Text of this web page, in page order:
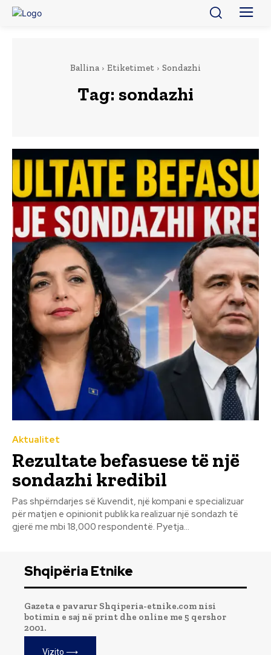
Ballina Etiketimet Sondazhi
Tag: sondazhi
Aktualitet
Rezultate befasuese të një
sondazhi kredibil
Pas shpërndarjes së Kuvendit, një kompani e specializuar
për matjen e opinionit publik ka realizuar një sondazh të
gjerë me mbi 18,000 respondentë. Pyetja...
Shqipëria Etnike
Gazeta e pavarur Shqiperia-etnike.com nisi
botimin e saj në print dhe online me 5 qershor
2001.
Vizito ⟶